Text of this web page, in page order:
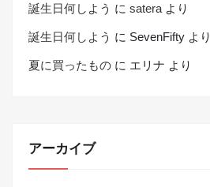
誕生日何しよう に satera より
誕生日何しよう に SevenFifty より
夏に買ったもの に エリナ より
アーカイブ